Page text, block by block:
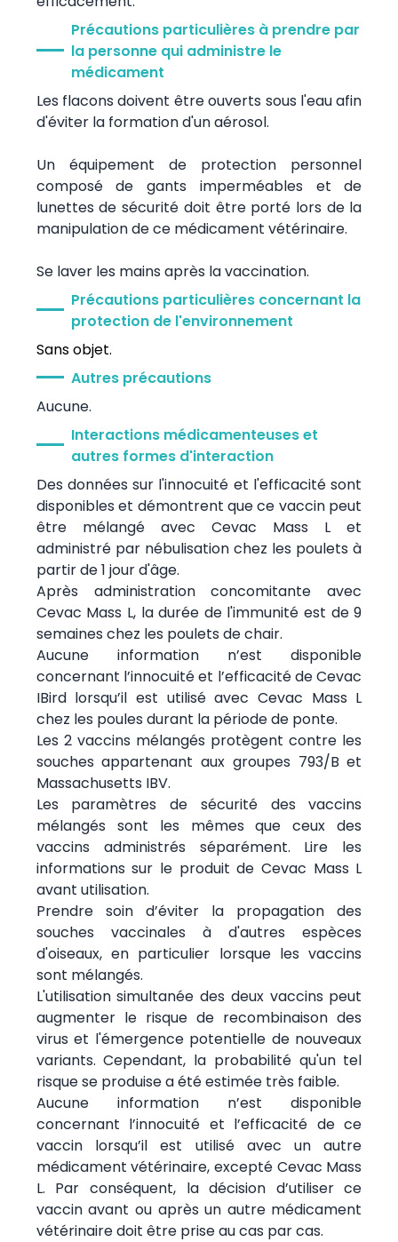
Précautions particulières à prendre par
la personne qui administre le
médicament
Les flacons doivent être ouverts sous l'eau afin
d'éviter la formation d'un aérosol.
Un équipement de protection personnel
composé de gants imperméables et de
lunettes de sécurité doit être porté lors de la
manipulation de ce médicament vétérinaire.
Se laver les mains après la vaccination.
Précautions particulières concernant la
protection de l'environnement
Sans objet.
Autres précautions
Aucune.
Interactions médicamenteuses et
autres formes d'interaction
Des données sur l'innocuité et l'efficacité sont
disponibles et démontrent que ce vaccin peut
être mélangé avec Cevac Mass L et
administré par nébulisation chez les poulets à
partir de 1 jour d'âge.
Après administration concomitante avec
Cevac Mass L, la durée de l'immunité est de 9
semaines chez les poulets de chair.
Aucune information n’est disponible
concernant l’innocuité et l’efficacité de Cevac
IBird lorsqu’il est utilisé avec Cevac Mass L
chez les poules durant la période de ponte.
Les 2 vaccins mélangés protègent contre les
souches appartenant aux groupes 793/B et
Massachusetts IBV.
Les paramètres de sécurité des vaccins
mélangés sont les mêmes que ceux des
vaccins administrés séparément. Lire les
informations sur le produit de Cevac Mass L
avant utilisation.
Prendre soin d’éviter la propagation des
souches vaccinales à d'autres espèces
d'oiseaux, en particulier lorsque les vaccins
sont mélangés.
L'utilisation simultanée des deux vaccins peut
augmenter le risque de recombinaison des
virus et l'émergence potentielle de nouveaux
variants. Cependant, la probabilité qu'un tel
risque se produise a été estimée très faible.
Aucune information n’est disponible
concernant l’innocuité et l’efficacité de ce
vaccin lorsqu’il est utilisé avec un autre
médicament vétérinaire, excepté Cevac Mass
L. Par conséquent, la décision d’utiliser ce
vaccin avant ou après un autre médicament
vétérinaire doit être prise au cas par cas.